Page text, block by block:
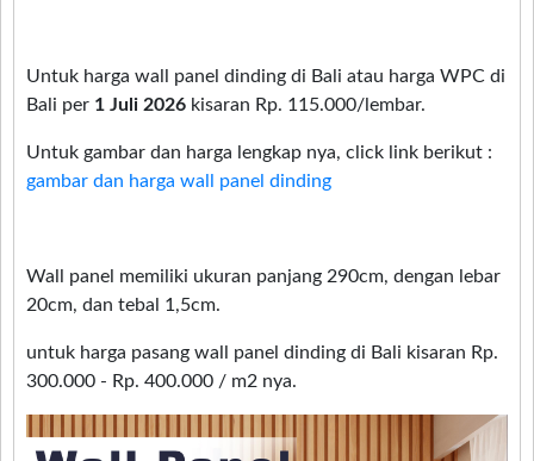
Untuk harga wall panel dinding di Bali atau harga WPC di
Bali per 1 Juli 2026 kisaran Rp. 115.000/lembar.
Untuk gambar dan harga lengkap nya, click link berikut :
gambar dan harga wall panel dinding
Wall panel memiliki ukuran panjang 290cm, dengan lebar
20cm, dan tebal 1,5cm.
untuk harga pasang wall panel dinding di Bali kisaran Rp.
300.000 - Rp. 400.000 / m2 nya.